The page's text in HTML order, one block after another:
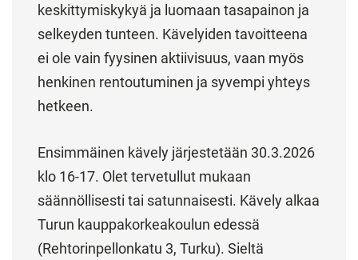
keskittymiskykyä ja luomaan tasapainon ja
selkeyden tunteen. Kävelyiden tavoitteena
ei ole vain fyysinen aktiivisuus, vaan myös
henkinen rentoutuminen ja syvempi yhteys
hetkeen.
Ensimmäinen kävely järjestetään 30.3.2026
klo 16-17. Olet tervetullut mukaan
säännöllisesti tai satunnaisesti. Kävely alkaa
Turun kauppakorkeakoulun edessä
(Rehtorinpellonkatu 3, Turku). Sieltä